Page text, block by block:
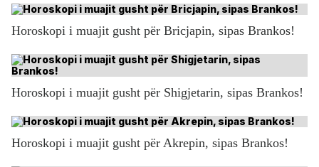
Horoskopi i muajit gusht për Bricjapin, sipas Brankos!
Horoskopi i muajit gusht për Shigjetarin, sipas Brankos!
Horoskopi i muajit gusht për Akrepin, sipas Brankos!